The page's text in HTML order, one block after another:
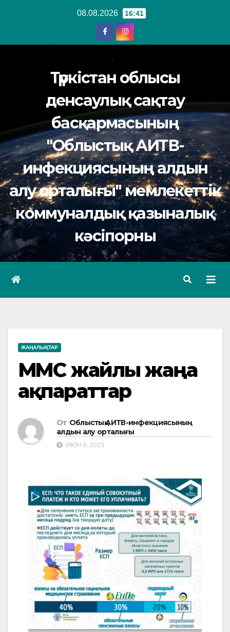
08.08.2026 16:41
Түркістан облысы
денсаулық сақтау
басқармасының
"Облыстық АИТВ-
инфекциясының алдын
алу орталығы" мемлекеттік
коммуналдық қазыналық
кәсіпорны
ЖАҢАЛЫҚТАР
МӘМС жайлы жаңа
ақпараттар
От Облыстық АИТВ-инфекциясының
алдын алу орталығы
ИЮН 8, 2023